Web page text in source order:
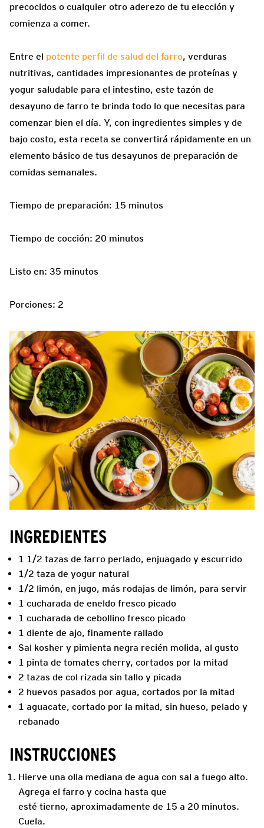
precocidos o cualquier otro aderezo de tu elección y
comienza a comer.
Entre el potente perfil de salud del farro, verduras
nutritivas, cantidades impresionantes de proteínas y
yogur saludable para el intestino, este tazón de
desayuno de farro te brinda todo lo que necesitas para
comenzar bien el día. Y, con ingredientes simples y de
bajo costo, esta receta se convertirá rápidamente en un
elemento básico de tus desayunos de preparación de
comidas semanales.
Tiempo de preparación: 15 minutos
Tiempo de cocción: 20 minutos
Listo en: 35 minutos
Porciones: 2
INGREDIENTES
1 1/2 tazas de farro perlado, enjuagado y escurrido
1/2 taza de yogur natural
1/2 limón, en jugo, más rodajas de limón, para servir
1 cucharada de eneldo fresco picado
1 cucharada de cebollino fresco picado
1 diente de ajo, finamente rallado
Sal kosher y pimienta negra recién molida, al gusto
1 pinta de tomates cherry, cortados por la mitad
2 tazas de col rizada sin tallo y picada
2 huevos pasados por agua, cortados por la mitad
1 aguacate, cortado por la mitad, sin hueso, pelado y
rebanado
INSTRUCCIONES
Hierve una olla mediana de agua con sal a fuego alto.
Agrega el farro y cocina hasta que
esté tierno, aproximadamente de 15 a 20 minutos.
Cuela.